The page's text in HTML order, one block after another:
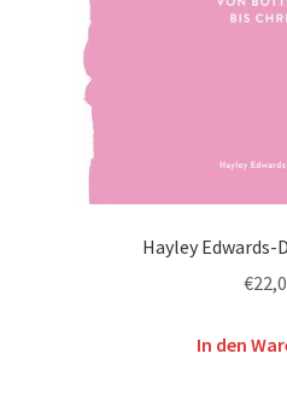
Hayley Edwards-
€
In den